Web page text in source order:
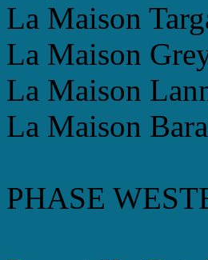
La Maison
La Maison
La Maison
La Maison
PHASE